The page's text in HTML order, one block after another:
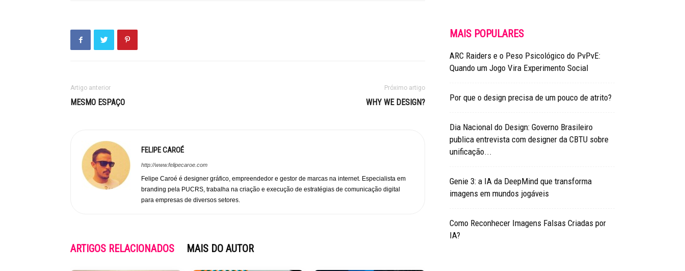
Artigo anterior
MESMO ESPAÇO
Próximo artigo
WHY WE DESIGN?
FELIPE CAROÉ
http://www.felipecaroe.com
Felipe Caroé é designer gráfico, empreendedor e gestor de marcas na internet. Especialista em
branding pela PUCRS, trabalha na criação e execução de estratégias de comunicação digital
para empresas de diversos setores.
ARTIGOS RELACIONADOS MAIS DO AUTOR
MAIS POPULARES
ARC Raiders e o Peso Psicológico do PvPvE:
Quando um Jogo Vira Experimento Social
Por que o design precisa de um pouco de atrito?
Dia Nacional do Design: Governo Brasileiro
publica entrevista com designer da CBTU sobre
unificação...
Genie 3: a IA da DeepMind que transforma
imagens em mundos jogáveis
Como Reconhecer Imagens Falsas Criadas por
IA?